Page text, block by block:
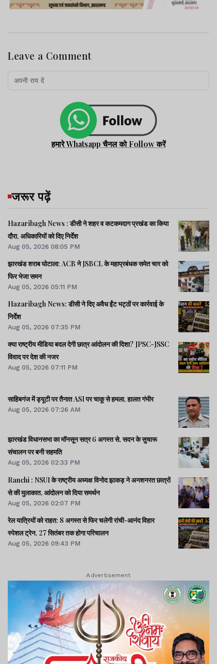
Leave a Comment
हमारे Whatsapp चैनल को Follow करें
जरूर पढ़ें
Hazaribagh News : डीसी ने शहर व कटकमदाग प्रखंड का किया
दौरा, अधिकारियों को दिए निर्देश
Aug 05, 2026 08:05 PM
झारखंड शराब घोटाला: ACB ने JSBCL के महाप्रबंधक समेत चार को
फिर भेजा समन
Aug 05, 2026 05:11 PM
Hazaribagh News: डीसी ने दिए अवैध ईंट भट्ठों पर कार्रवाई के
निर्देश
Aug 05, 2026 07:35 PM
क्या राष्ट्रीय मीडिया बदल देगी छात्र आंदोलन की दिशा? JPSC-JSSC
विवाद पर देश की नजर
Aug 05, 2026 07:11 PM
साहिबगंज में ड्यूटी पर तैनात ASI पर चाकू से हमला, हालत गंभीर
Aug 05, 2026 07:26 AM
झारखंड विधानसभा का मॉनसून सत्र 6 अगस्त से, सदन के सुचारू
संचालन पर बनी सहमति
Aug 05, 2026 02:33 PM
Ranchi : NSUI के राष्ट्रीय अध्यक्ष विनोद झाकड़ ने अनशनरत छात्रों
से की मुलाकात, आंदोलन को दिया समर्थन
Aug 05, 2026 02:07 PM
रेल यात्रियों को राहत: 8 अगस्त से फिर चलेगी रांची-आनंद विहार
स्पेशल ट्रेन, 27 सितंबर तक होगा परिचालन
Aug 05, 2026 09:43 PM
Advertisement